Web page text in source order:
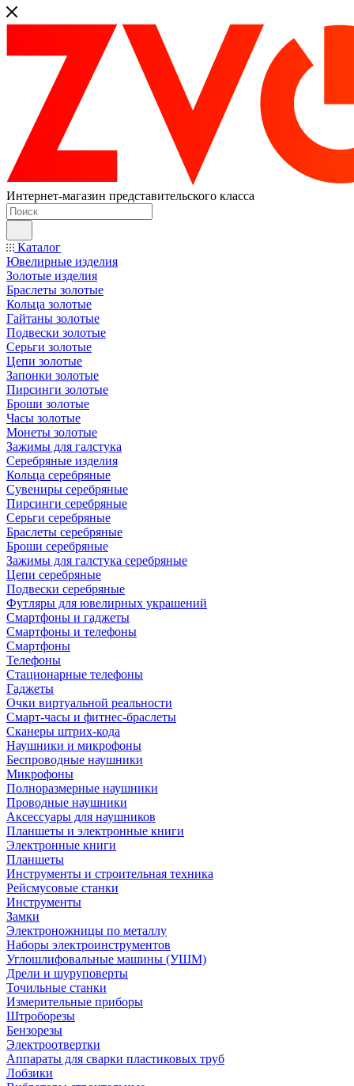
Интернет-магазин представительского класса
Каталог
Ювелирные изделия
Золотые изделия
Браслеты золотые
Кольца золотые
Гайтаны золотые
Подвески золотые
Серьги золотые
Цепи золотые
Запонки золотые
Пирсинги золотые
Броши золотые
Часы золотые
Монеты золотые
Зажимы для галстука
Серебряные изделия
Кольца серебряные
Сувениры серебряные
Пирсинги серебряные
Серьги серебряные
Браслеты серебряные
Броши серебряные
Зажимы для галстука серебряные
Цепи серебряные
Подвески серебряные
Футляры для ювелирных украшений
Смартфоны и гаджеты
Смартфоны и телефоны
Смартфоны
Телефоны
Стационарные телефоны
Гаджеты
Очки виртуальной реальности
Смарт-часы и фитнес-браслеты
Сканеры штрих-кода
Наушники и микрофоны
Беспроводные наушники
Микрофоны
Полноразмерные наушники
Проводные наушники
Аксессуары для наушников
Планшеты и электронные книги
Электронные книги
Планшеты
Инструменты и строительная техника
Рейсмусовые станки
Инструменты
Замки
Электроножницы по металлу
Наборы электроинструментов
Углошлифовальные машины (УШМ)
Дрели и шуруповерты
Точильные станки
Измерительные приборы
Штроборезы
Бензорезы
Электроотвертки
Аппараты для сварки пластиковых труб
Лобзики